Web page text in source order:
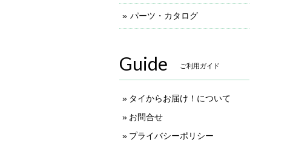
パーツ・カタログ
Guide ご利用ガイド
タイからお届け！について
お問合せ
プライバシーポリシー